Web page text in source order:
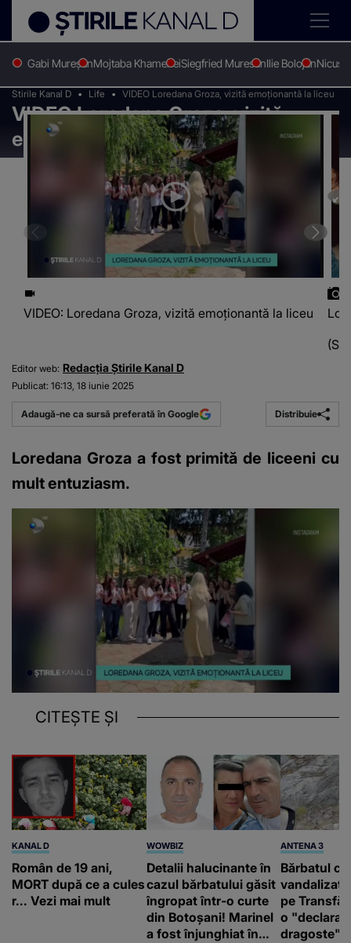
Gabi MureșanMojtaba KhameneiSiegfried MuresanIlie Bolojan
Stirile Kanal D Life VIDEO Loredana Groza, vizită emoționantă la liceu
VIDEO Loredana Groza, vizită
emoționantă la liceu
VIDEO: Loredana Groza, vizită emoționantă la liceu
Editor web: Redacția Știrile Kanal D
Publicat: 16:13, 18 iunie 2025
Adaugă-ne ca sursă preferată în Google Distribuie
Loredana Groza a fost primită de liceeni cu
mult entuziasm.
CITEȘTE ȘI
KANAL D
Român de 19 ani,
MORT după ce a cules
r... Vezi mai mult
WOWBIZ
Detalii halucinante în
cazul bărbatului găsit
îngropat într-o curte
din Botoșani! Marinel
a fost înjunghiat în
ANTENA 3
Bărbatul
vandalizat
pe
o
dragoste"